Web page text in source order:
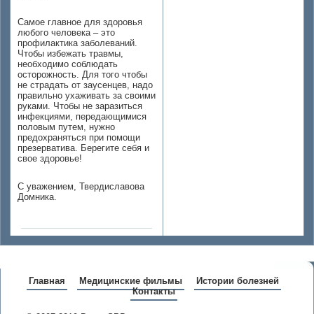
Самое главное для здоровья
любого человека – это
профилактика заболеваний.
Чтобы избежать травмы,
необходимо соблюдать
осторожность. Для того чтобы
не страдать от заусенцев, надо
правильно ухаживать за своими
руками. Чтобы не заразиться
инфекциями, передающимися
половым путем, нужно
предохраняться при помощи
презерватива. Берегите себя и
свое здоровье!
С уважением, Твердиславова
Домника.
Главная Медицинские фильмы
Истории болезней
Контакты